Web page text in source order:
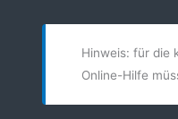
Hinweis: für die
Online-Hilfe